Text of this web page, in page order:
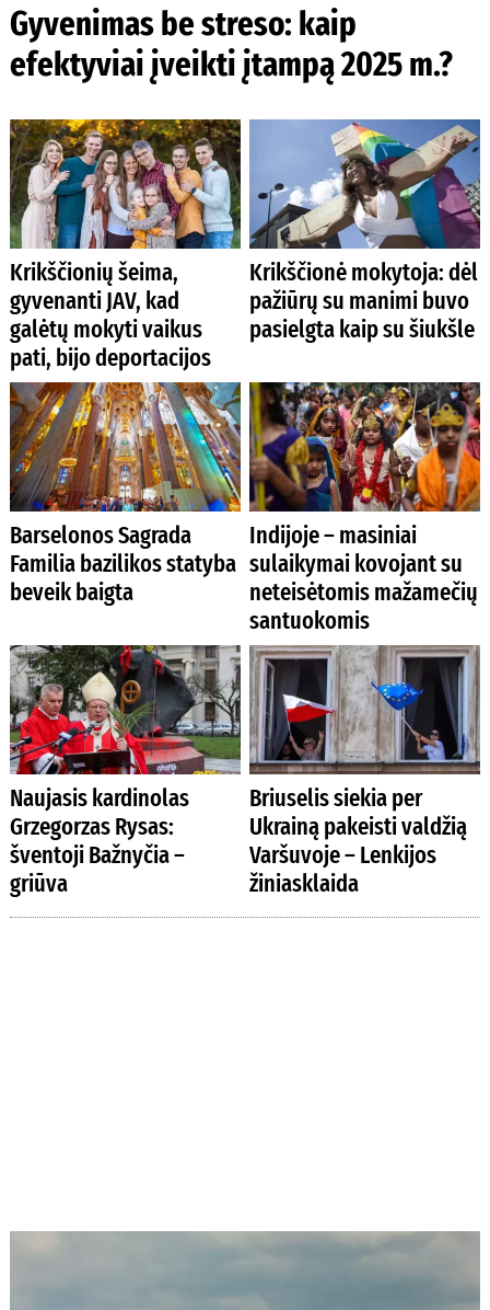
Gyvenimas be streso: kaip
efektyviai įveikti įtampą 2025 m.?
Krikščionių šeima,
gyvenanti JAV, kad
galėtų mokyti vaikus
pati, bijo deportacijos
Krikščionė mokytoja: dėl
pažiūrų su manimi buvo
pasielgta kaip su šiukšle
Barselonos Sagrada
Familia bazilikos statyba
beveik baigta
Indijoje – masiniai
sulaikymai kovojant su
neteisėtomis mažamečių
santuokomis
Naujasis kardinolas
Grzegorzas Rysas:
šventoji Bažnyčia –
griūva
Briuselis siekia per
Ukrainą pakeisti valdžią
Varšuvoje – Lenkijos
žiniasklaida